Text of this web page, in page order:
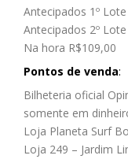
Antecipados 1º
Antecipados 2º
Na hora R$109,00
Pontos de venda:
Bilheteria oficial
somente em
Loja Planeta Surf
Loja 249 – Jardim